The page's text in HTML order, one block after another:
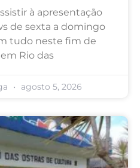
à apresentação
de sexta a domingo
tudo neste fim de
Rio das
agosto 5, 2026